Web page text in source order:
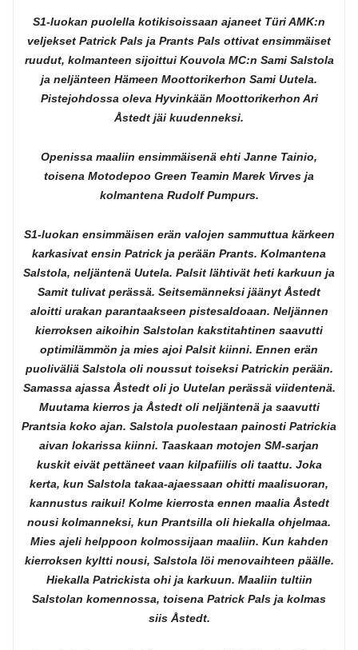
S1-luokan puolella kotikisoissaan ajaneet Türi AMK:n
veljekset Patrick Pals ja Prants Pals ottivat ensimmäiset
ruudut, kolmanteen sijoittui Kouvola MC:n Sami Salstola
ja neljänteen Hämeen Moottorikerhon Sami Uutela.
Pistejohdossa oleva Hyvinkään Moottorikerhon Ari
Åstedt jäi kuudenneksi.
Openissa maaliin ensimmäisenä ehti Janne Tainio,
toisena Motodepoo Green Teamin Marek Virves ja
kolmantena Rudolf Pumpurs.
S1-luokan ensimmäisen erän valojen sammuttua kärkeen
karkasivat ensin Patrick ja perään Prants. Kolmantena
Salstola, neljäntenä Uutela. Palsit lähtivät heti karkuun ja
Samit tulivat perässä. Seitsemänneksi jäänyt Åstedt
aloitti urakan parantaakseen pistesaldoaan. Neljännen
kierroksen aikoihin Salstolan kakstitahtinen saavutti
optimilämmön ja mies ajoi Palsit kiinni. Ennen erän
puoliväliä Salstola oli noussut toiseksi Patrickin perään.
Samassa ajassa Åstedt oli jo Uutelan perässä viidentenä.
Muutama kierros ja Åstedt oli neljäntenä ja saavutti
Prantsia koko ajan. Salstola puolestaan painosti Patrickia
aivan lokarissa kiinni. Taaskaan motojen SM-sarjan
kuskit eivät pettäneet vaan kilpafiilis oli taattu. Joka
kerta, kun Salstola takaa-ajaessaan ohitti maalisuoran,
kannustus raikui! Kolme kierrosta ennen maalia Åstedt
nousi kolmanneksi, kun Prantsilla oli hiekalla ohjelmaa.
Mies ajeli helppoon kolmossijaan maaliin. Kun kahden
kierroksen kyltti nousi, Salstola löi menovaihteen päälle.
Hiekalla Patrickista ohi ja karkuun. Maaliin tultiin
Salstolan komennossa, toisena Patrick Pals ja kolmas
siis Åstedt.